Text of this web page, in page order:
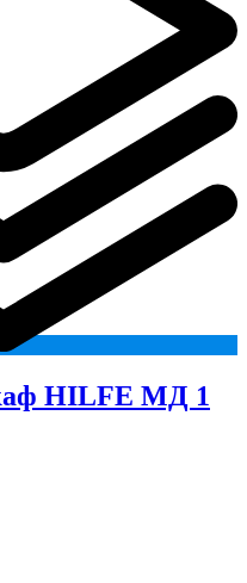
HILFE МД 1